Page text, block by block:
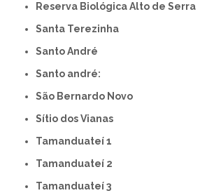
Reserva Biológica Alto de Serra
Santa Terezinha
Santo André
Santo andré:
São Bernardo Novo
Sítio dos Vianas
Tamanduateí 1
Tamanduateí 2
Tamanduateí 3